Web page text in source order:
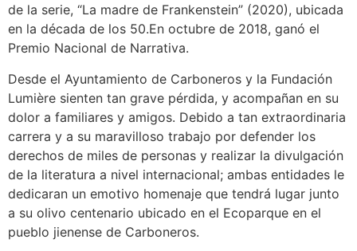
de la serie, “La madre de Frankenstein” (2020), ubicada
en la década de los 50.En octubre de 2018, ganó el
Premio Nacional de Narrativa.
Desde el Ayuntamiento de Carboneros y la Fundación
Lumière sienten tan grave pérdida, y acompañan en su
dolor a familiares y amigos. Debido a tan extraordinaria
carrera y a su maravilloso trabajo por defender los
derechos de miles de personas y realizar la divulgación
de la literatura a nivel internacional; ambas entidades le
dedicaran un emotivo homenaje que tendrá lugar junto
a su olivo centenario ubicado en el Ecoparque en el
pueblo jienense de Carboneros.